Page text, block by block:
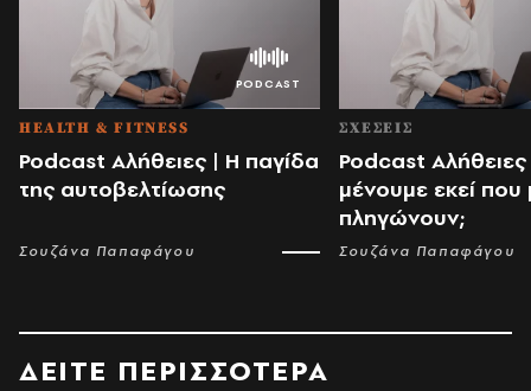
HEALTH & FITNESS
Podcast Αλήθειες | Η παγίδα
της αυτοβελτίωσης
Σουζάνα Παπαφάγου
ΣΧΕΣΕΙΣ
Podcast Αλήθειες
μένουμε εκεί που
πληγώνουν;
Σουζάνα Παπαφάγου
ΔΕΙΤΕ ΠΕΡΙΣΣΟΤΕΡΑ